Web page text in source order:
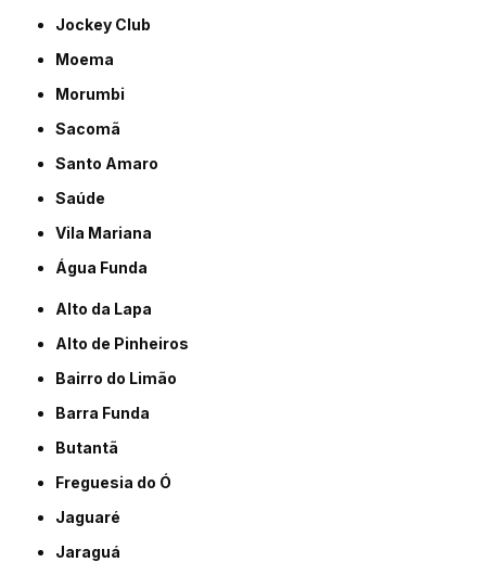
Jockey Club
Moema
Morumbi
Sacomã
Santo Amaro
Saúde
Vila Mariana
Água Funda
Alto da Lapa
Alto de Pinheiros
Bairro do Limão
Barra Funda
Butantã
Freguesia do Ó
Jaguaré
Jaraguá